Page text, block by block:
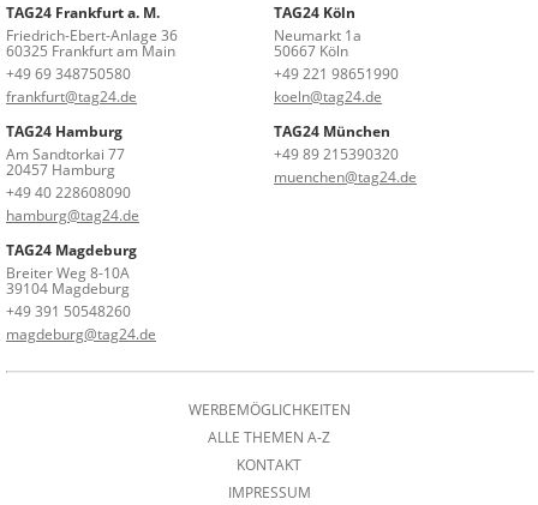
TAG24 Frankfurt a. M.
Friedrich-Ebert-Anlage 36
60325 Frankfurt am Main
+49 69 348750580
frankfurt@tag24.de
TAG24 Köln
Neumarkt 1a
50667 Köln
+49 221 98651990
koeln@tag24.de
TAG24 Hamburg
Am Sandtorkai 77
20457 Hamburg
+49 40 228608090
hamburg@tag24.de
TAG24 München
+49 89 215390320
muenchen@tag24.de
TAG24 Magdeburg
Breiter Weg 8-10A
39104 Magdeburg
+49 391 50548260
magdeburg@tag24.de
WERBEMÖGLICHKEITEN
ALLE THEMEN A-Z
KONTAKT
IMPRESSUM